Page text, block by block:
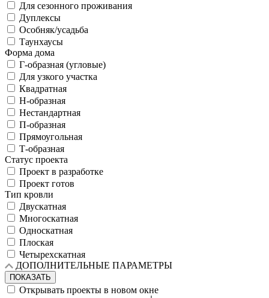
Для сезонного проживания
Дуплексы
Особняк/усадьба
Таунхаусы
Форма дома
Г-образная (угловые)
Для узкого участка
Квадратная
Н-образная
Нестандартная
П-образная
Прямоугольная
Т-образная
Статус проекта
Проект в разработке
Проект готов
Тип кровли
Двускатная
Многоскатная
Односкатная
Плоская
Четырехскатная
ДОПОЛНИТЕЛЬНЫЕ ПАРАМЕТРЫ
ПОКАЗАТЬ
Открывать проекты в новом окне